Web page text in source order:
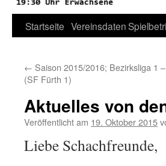
Startseite Vereinsdaten
← Saison 2015/2016; Bezirksliga 1
(SF Fürth 1)
Aktuelles von
Veröffentlicht am 19. Oktober 2015
Liebe Schachfreunde,